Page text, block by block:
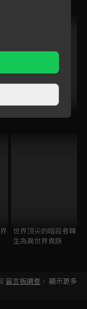
世界頂尖的暗殺者轉
生為異世界貴族
留言板調查 ， 顯示更多